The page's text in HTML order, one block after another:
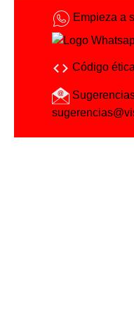
Empieza a
Código